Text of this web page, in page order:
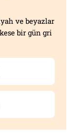
ve beyazlar
bir gün gri